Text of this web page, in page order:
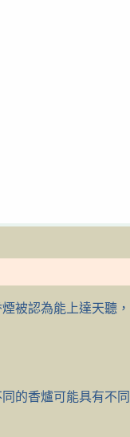
被認為能上達天聽
的香爐可能具有不